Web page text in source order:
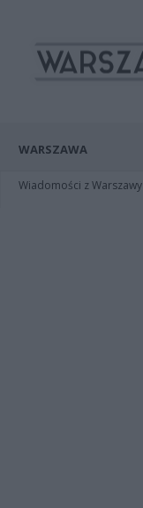
WARSZAWA
Wiadomości z Warszawy